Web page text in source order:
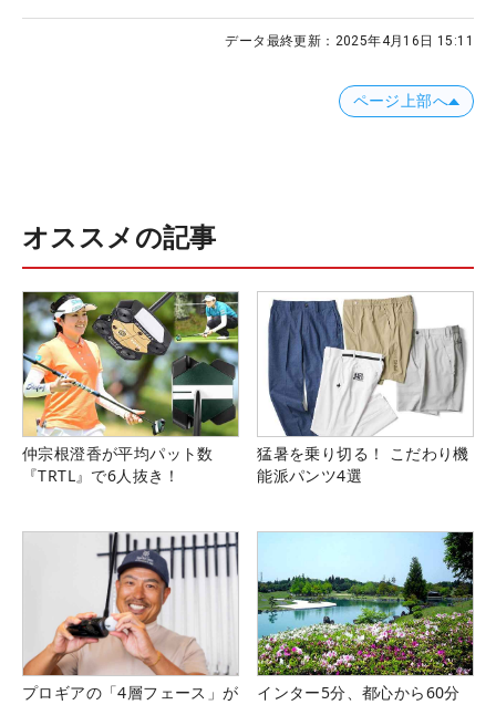
データ最終更新： 2025年4月16日 15:11
ページ上部へ
オススメの記事
仲宗根澄香が平均パット数
『TRTL』で6人抜き！
猛暑を乗り切る！ こだわり機
能派パンツ4選
プロギアの「4層フェース」が
インター5分、都心から60分